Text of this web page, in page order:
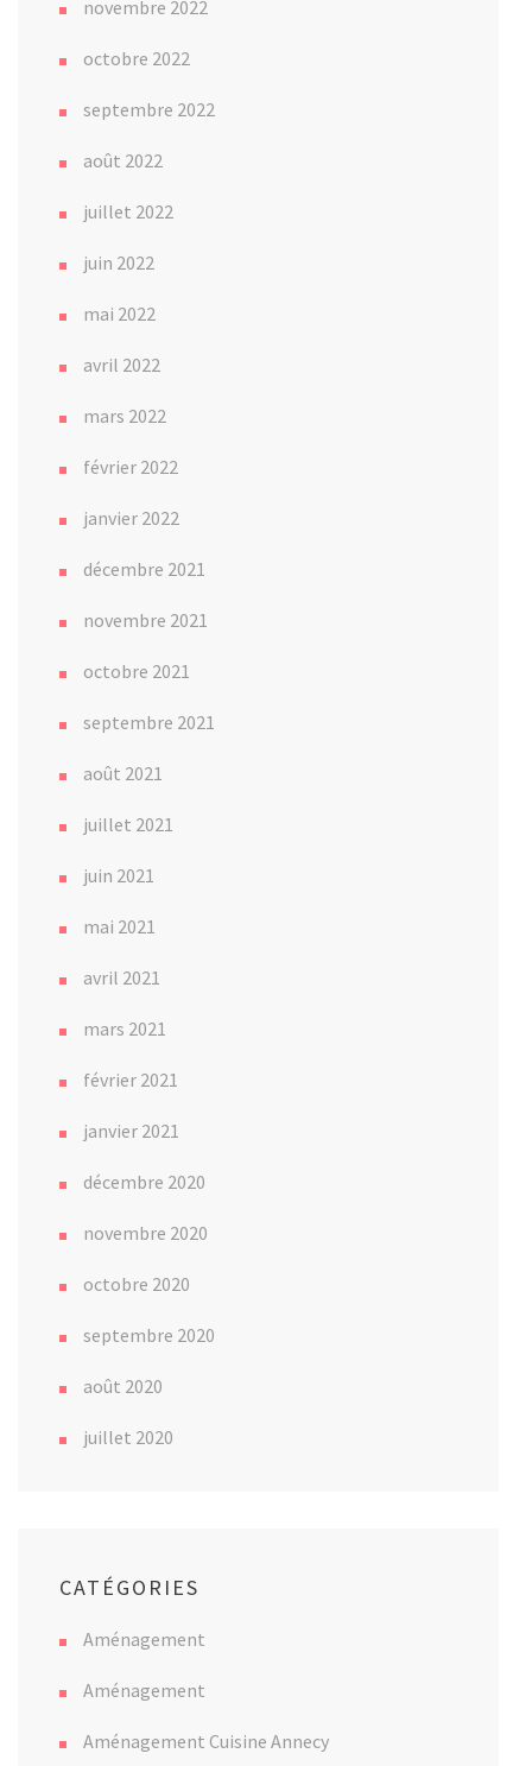
novembre 2022
octobre 2022
septembre 2022
août 2022
juillet 2022
juin 2022
mai 2022
avril 2022
mars 2022
février 2022
janvier 2022
décembre 2021
novembre 2021
octobre 2021
septembre 2021
août 2021
juillet 2021
juin 2021
mai 2021
avril 2021
mars 2021
février 2021
janvier 2021
décembre 2020
novembre 2020
octobre 2020
septembre 2020
août 2020
juillet 2020
CATÉGORIES
Aménagement
Aménagement
Aménagement Cuisine Annecy